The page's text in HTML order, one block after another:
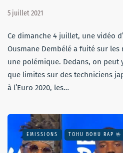
5 juillet 2021
Ce dimanche 4 juillet, une vidéo
Ousmane Dembélé a fuité sur
une polémique. Dedans, on
que limites sur des techniciens
à l’Euro 2020, les…
EMISSIONS TOHU BOHU RAP 🤟